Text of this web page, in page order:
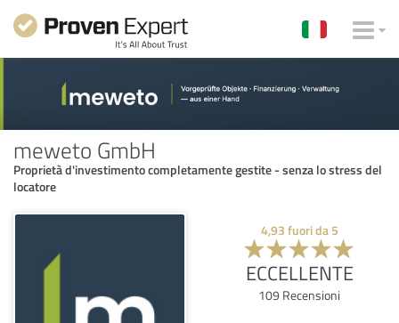
meweto GmbH
Proprietà d'investimento completamente gestite - senza lo stress del
locatore
4,93 fuori da 5
ECCELLENTE
109 Recensioni